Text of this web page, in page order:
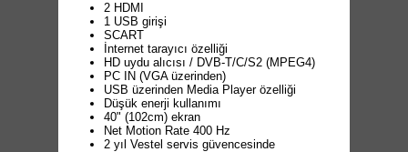
2 HDMI
1 USB girişi
SCART
İnternet tarayıcı özelliği
HD uydu alıcısı / DVB-T/C/S2 (MPEG4)
PC IN (VGA üzerinden)
USB üzerinden Media Player özelliği
Düşük enerji kullanımı
40" (102cm) ekran
Net Motion Rate 400 Hz
2 yıl Vestel servis güvencesinde